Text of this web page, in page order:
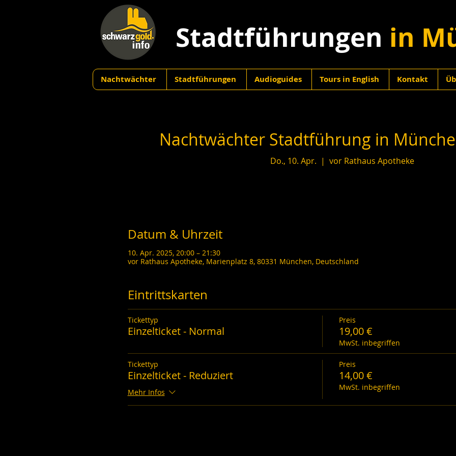
Stadtführungen in
Nachtwächter Stadtführungen Audioguides Tours in English Kontakt
Nachtwächter Stadtführung in
Do., 10. Apr.
  |
vor Rathaus Apotheke
Datum & Uhrzeit
10. Apr. 2025, 20:00 – 21:30
vor Rathaus Apotheke, Marienplatz 8, 80331 München, Deutschland
Eintrittskarten
Tickettyp
Einzelticket - Normal
Preis
19,00 €
MwSt. inbegriffen
Tickettyp
Einzelticket - Reduziert
Mehr Infos
Preis
14,00 €
MwSt. inbegriffen